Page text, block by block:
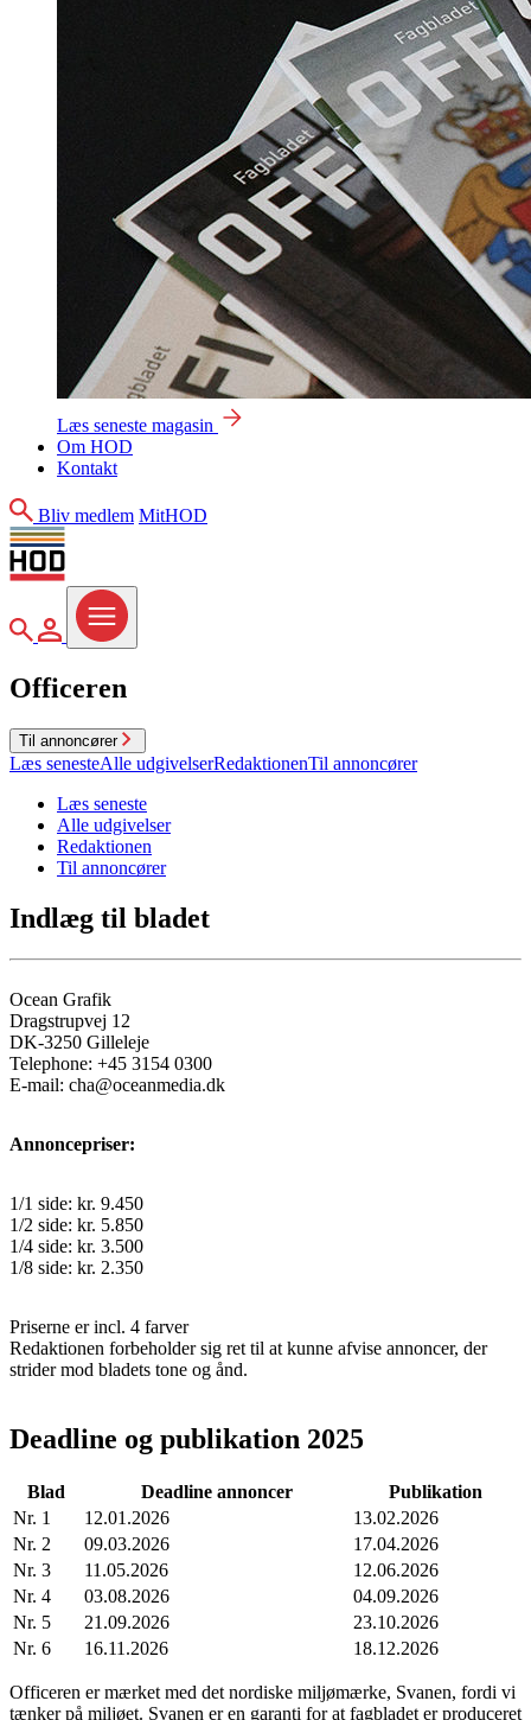
Læs seneste magasin
Om HOD
Kontakt
Søg
Bliv medlem MitHOD
MitHOD
Menu
Officeren
Til annoncører
Læs senesteAlle udgivelserRedaktionenTil annoncører
Læs seneste
Alle udgivelser
Redaktionen
Til annoncører
Indlæg til bladet
Ocean Grafik
Dragstrupvej 12
DK-3250 Gilleleje
Telephone: +45 3154 0300
E-mail: cha@oceanmedia.dk
Annoncepriser:
1/1 side: kr. 9.450
1/2 side: kr. 5.850
1/4 side: kr. 3.500
1/8 side: kr. 2.350
Priserne er incl. 4 farver
Redaktionen forbeholder sig ret til at kunne afvise annoncer, der
strider mod bladets tone og ånd.
Deadline og publikation 2025
Blad Deadline annoncer
Publikation
Nr. 1
12.01.2026
13.02.2026
Nr. 2
09.03.2026
17.04.2026
Nr. 3
11.05.2026
12.06.2026
Nr. 4
03.08.2026
04.09.2026
Nr. 5
21.09.2026
23.10.2026
Nr. 6
16.11.2026 18.12.2026
Officeren er mærket med det nordiske miljømærke, Svanen, fordi vi
tænker på miljøet. Svanen er en garanti for at fagbladet er produceret